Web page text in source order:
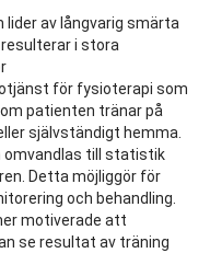
lider av långvarig smärta
i stora
för fysioterapi som
patienten tränar på
självständigt hemma.
omvandlas till statistik
Detta möjliggör för
och behandling.
motiverade att
se resultat av träning